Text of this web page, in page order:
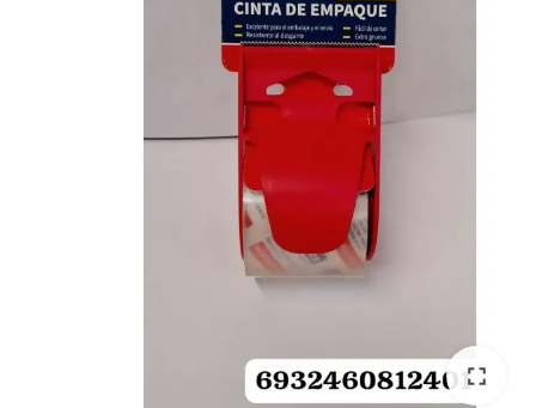
fullscreen